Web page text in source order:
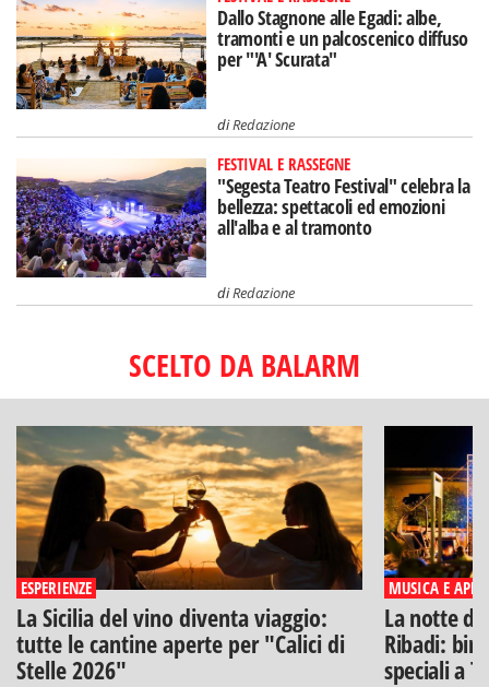
Dallo Stagnone alle Egadi: albe,
tramonti e un palcoscenico diffuso
per "'A' Scurata"
diRedazione
FESTIVAL E RASSEGNE
"Segesta Teatro Festival" celebra la
bellezza: spettacoli ed emozioni
all'alba e al tramonto
diRedazione
SCELTO DA BALARM
ESPERIENZE
La Sicilia del vino diventa viaggio:
tutte le cantine aperte per "Calici di
Stelle 2026"
MUSICA E
La notte di
Ribadi:
speciali a